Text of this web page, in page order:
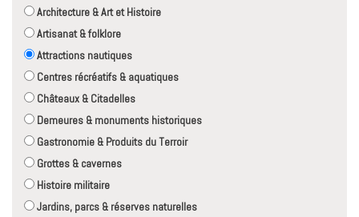
Architecture & Art et Histoire
Artisanat & folklore
Attractions nautiques
Centres récréatifs & aquatiques
Châteaux & Citadelles
Demeures & monuments historiques
Gastronomie & Produits du Terroir
Grottes & cavernes
Histoire militaire
Jardins, parcs & réserves naturelles